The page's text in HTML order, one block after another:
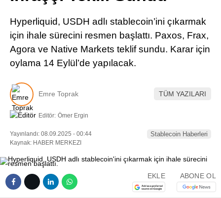
LinkedIn
Hyperliquid, USDH adlı stablecoin’ini çıkarmak
için ihale sürecini resmen başlattı. Paxos, Frax,
Agora ve Native Markets teklif sundu. Karar için
oylama 14 Eylül’de yapılacak.
Emre Toprak TÜM YAZILARI
Editör: Ömer Ergin
Yayınlandı: 08.09.2025 - 00:44
Kaynak: HABER MERKEZI
Stablecoin Haberleri
EKLE ABONE OL